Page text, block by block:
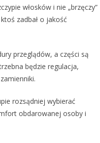
włosków i nie „brzęczy”
zadbał o jakość
przeglądów, a części są
będzie regulacja,
rozsądniej wybierać
obdarowanej osoby i